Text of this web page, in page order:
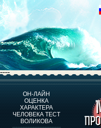
----
ОН-ЛАЙН
ОЦЕНКА
ХАРАКТЕРА
ЧЕЛОВЕКА ТЕСТ
ВОЛИКОВА
О
ОЦЕНКА
ОЦЕНКА